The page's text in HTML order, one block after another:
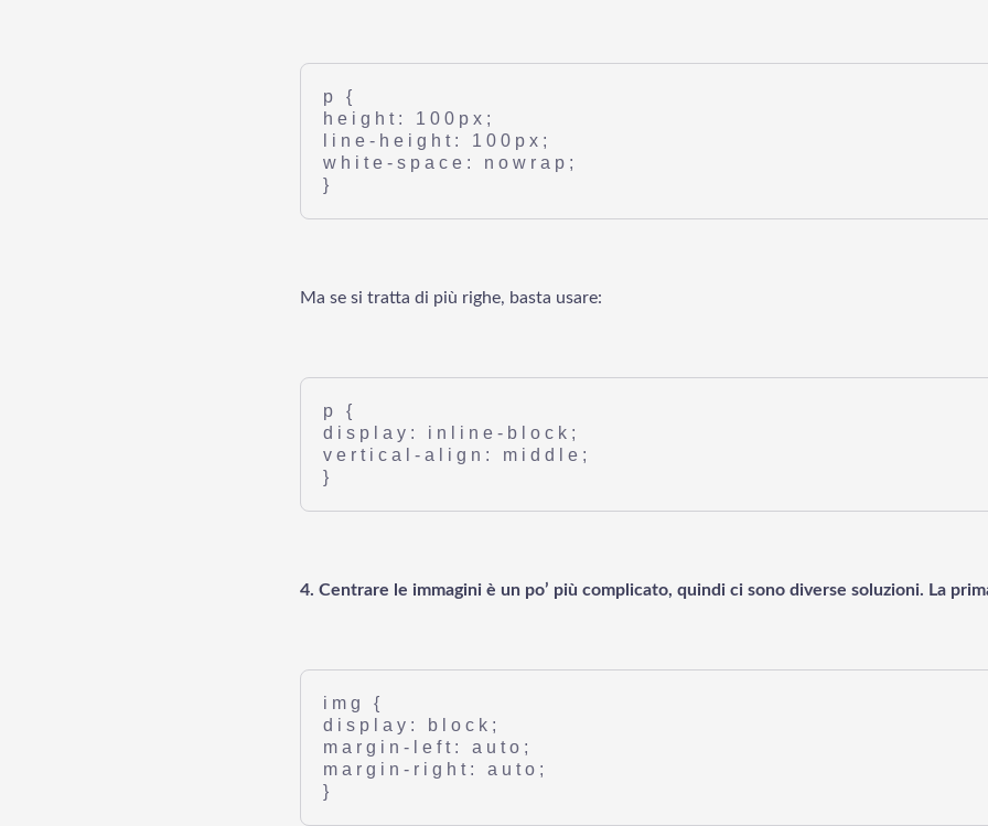
p {
height: 100px;
line-height: 100px;
white-space: nowrap;
}
Ma se si tratta di più righe, basta usare:
p {
display: inline-block;
vertical-align: middle;
}
4. Centrare le immagini è un po’ più complicato, quindi ci sono diverse soluzioni. La
img {
display: block;
margin-left: auto;
margin-right: auto;
}